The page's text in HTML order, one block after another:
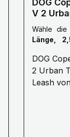
DOG
V 2
Wähle die
Länge,
vom
DOG
2 Urban
Leash